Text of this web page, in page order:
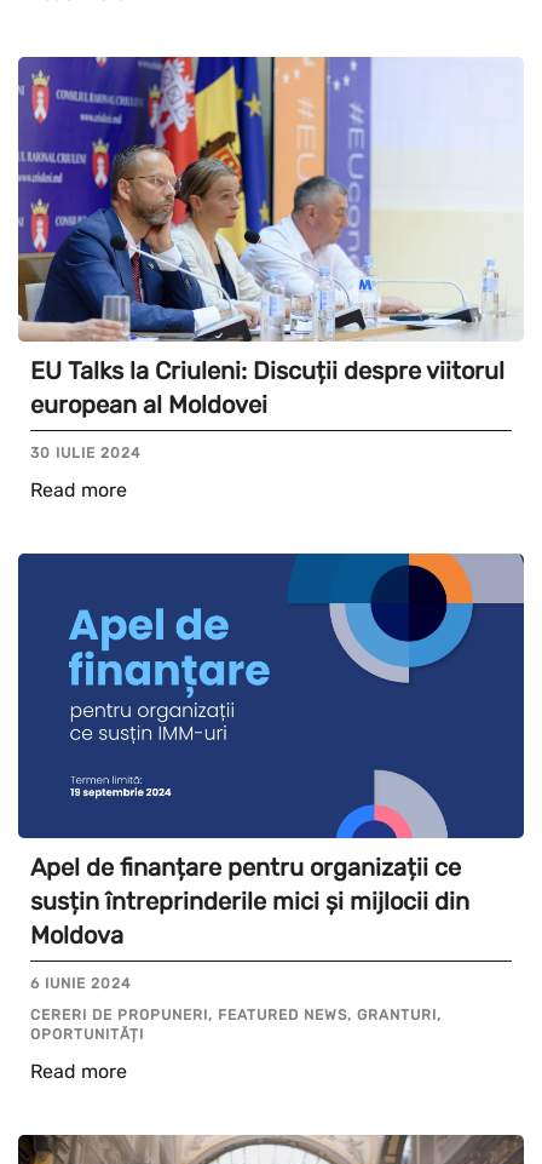
EU Talks la Criuleni: Discuții despre viitorul
european al Moldovei
30 IULIE 2024
Read more
Apel de finanțare pentru organizații ce
susțin întreprinderile mici și mijlocii din
Moldova
6 IUNIE 2024
CERERI DE PROPUNERI, FEATURED NEWS, GRANTURI,
OPORTUNITĂȚI
Read more